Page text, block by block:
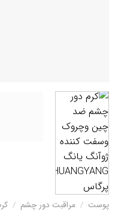
پوست / مراقبت دور چشم /